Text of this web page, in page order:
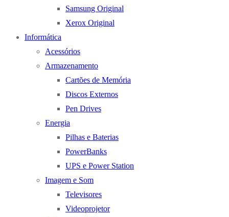
Samsung Original
Xerox Original
Informática
Acessórios
Armazenamento
Cartões de Memória
Discos Externos
Pen Drives
Energia
Pilhas e Baterias
PowerBanks
UPS e Power Station
Imagem e Som
Televisores
Videoprojetor